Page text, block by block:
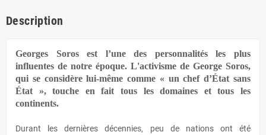
Description
Georges Soros est l’une des personnalités les plus
influentes de notre époque. L'activisme de George Soros,
qui se considère lui-même comme « un chef d’État sans
État », touche en fait tous les domaines et tous les
continents.
Durant les dernières décennies, peu de nations ont été